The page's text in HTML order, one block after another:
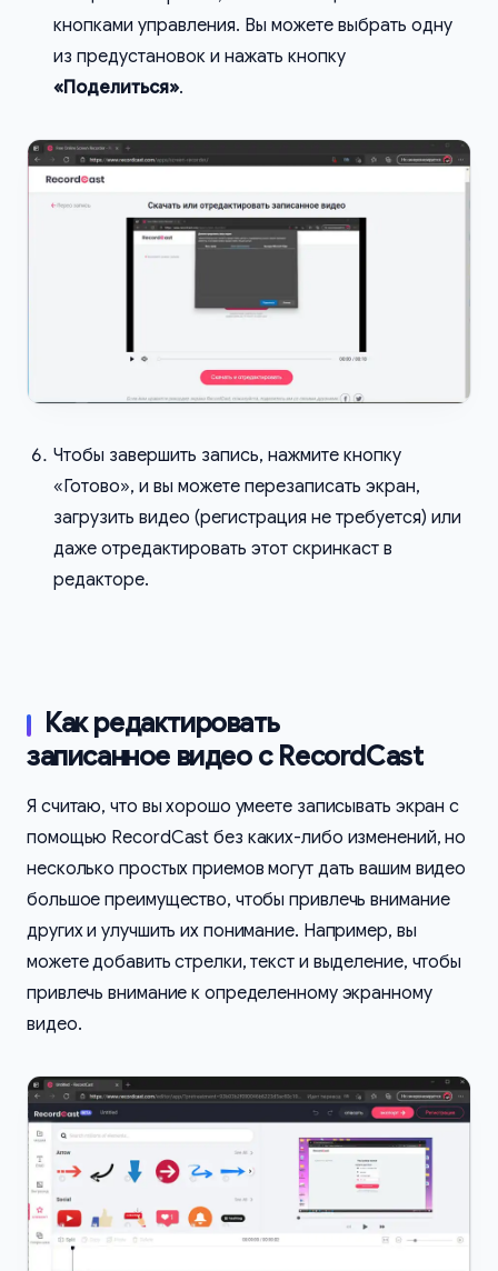
кнопками управления. Вы можете выбрать одну
из предустановок и нажать кнопку
«Поделиться».
Чтобы завершить запись, нажмите кнопку
«Готово», и вы можете перезаписать экран,
загрузить видео (регистрация не требуется) или
даже отредактировать этот скринкаст в
редакторе.
Как редактировать
записанное видео с RecordCast
Я считаю, что вы хорошо умеете записывать экран с
помощью RecordCast без каких-либо изменений, но
несколько простых приемов могут дать вашим видео
большое преимущество, чтобы привлечь внимание
других и улучшить их понимание. Например, вы
можете добавить стрелки, текст и выделение, чтобы
привлечь внимание к определенному экранному
видео.